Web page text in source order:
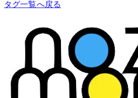
タグ一覧へ戻る